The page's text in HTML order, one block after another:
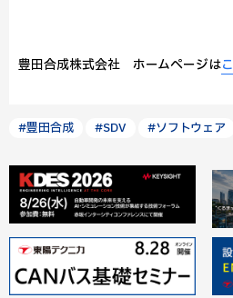
豊田合成株式会社 ホームページは
#豊田合成 #SDV #ソフトウェア